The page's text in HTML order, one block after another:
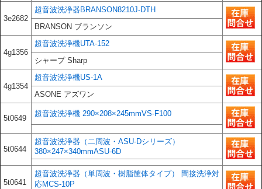
3e2682
超音波洗浄器BRANSON8210J-DTH
BRANSON ブランソン
4g1356
超音波洗浄機UTA-152
シャープ Sharp
4g1354
超音波洗浄機US-1A
ASONE アズワン
5t0649
超音波洗浄機 290×208×245mmVS-F100
5t0644
超音波洗浄器（二周波・ASU-Dシリーズ）
380×247×340mmASU-6D
5t0641
超音波洗浄器（単周波・樹脂筐体タイプ） 間接洗浄対
応MCS-10P